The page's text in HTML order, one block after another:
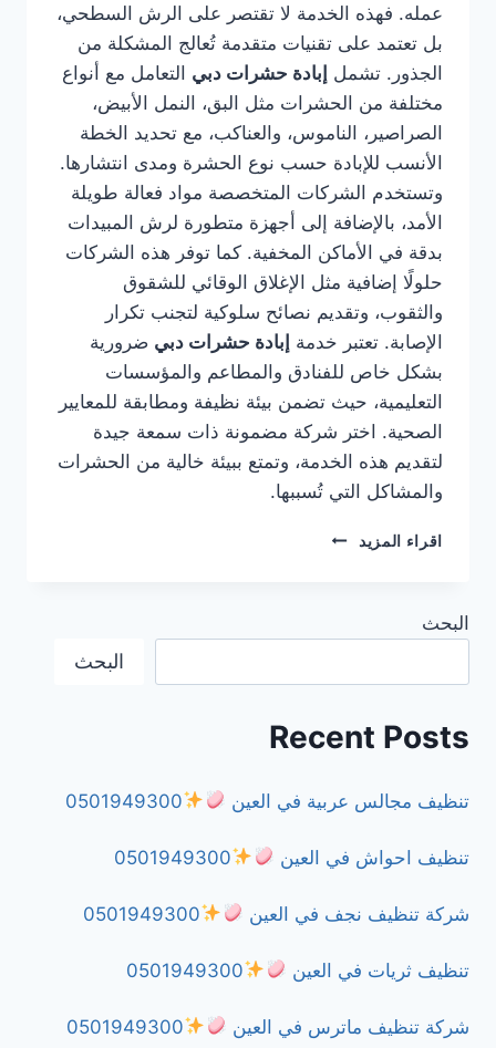
عمله. فهذه الخدمة لا تقتصر على الرش السطحي،
بل تعتمد على تقنيات متقدمة تُعالج المشكلة من
الجذور. تشمل إبادة حشرات دبي التعامل مع أنواع
مختلفة من الحشرات مثل البق، النمل الأبيض،
الصراصير، الناموس، والعناكب، مع تحديد الخطة
الأنسب للإبادة حسب نوع الحشرة ومدى انتشارها.
وتستخدم الشركات المتخصصة مواد فعالة طويلة
الأمد، بالإضافة إلى أجهزة متطورة لرش المبيدات
بدقة في الأماكن المخفية. كما توفر هذه الشركات
حلولًا إضافية مثل الإغلاق الوقائي للشقوق
والثقوب، وتقديم نصائح سلوكية لتجنب تكرار
الإصابة. تعتبر خدمة إبادة حشرات دبي ضرورية
بشكل خاص للفنادق والمطاعم والمؤسسات
التعليمية، حيث تضمن بيئة نظيفة ومطابقة للمعايير
الصحية. اختر شركة مضمونة ذات سمعة جيدة
لتقديم هذه الخدمة، وتمتع ببيئة خالية من الحشرات
والمشاكل التي تُسببها.
اقراء المزيد
شركة
البحث
البحث
Recent Posts
تنظيف مجالس عربية في العين 0501949300
تنظيف احواش في العين 0501949300
شركة تنظيف نجف في العين 0501949300
تنظيف ثريات في العين 0501949300
شركة تنظيف ماترس في العين 0501949300